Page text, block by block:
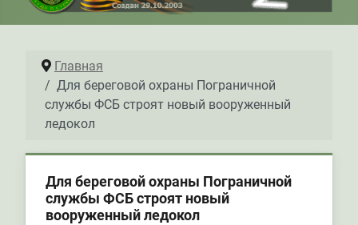
Главная
Для береговой охраны Пограничной
службы ФСБ строят новый вооруженный
ледокол
Для береговой охраны Пограничной
службы ФСБ строят новый
вооруженный ледокол